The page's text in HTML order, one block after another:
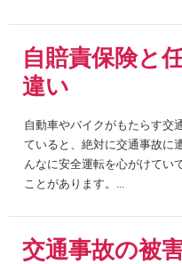
自賠責保険と
違い
自動車やバイクがもたらす交
ていると、絶対に交通事故に
んなに安全運転を心がけてい
ことがあります。...
交通事故の被